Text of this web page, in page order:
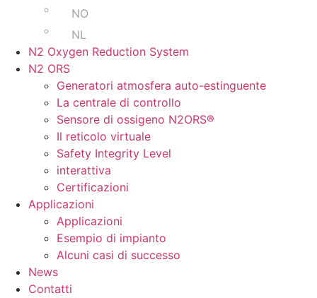
NO
NL
N2 Oxygen Reduction System
N2 ORS
Generatori atmosfera auto-estinguente
La centrale di controllo
Sensore di ossigeno N2ORS®
Il reticolo virtuale
Safety Integrity Level
interattiva
Certificazioni
Applicazioni
Applicazioni
Esempio di impianto
Alcuni casi di successo
News
Contatti